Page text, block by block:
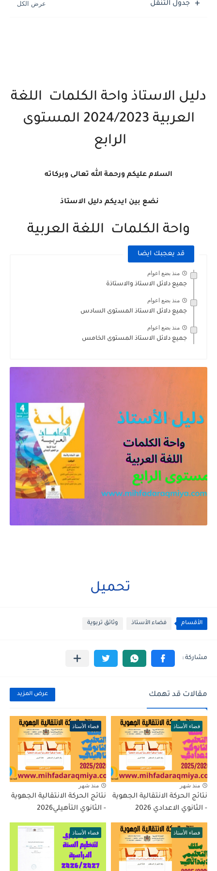
جدول التنقل
دليل الاستاذ واحة الكلمات اللغة
العربية 2024/2023 المستوى
الرابع
السلام عليكم ورحمة الله تعالى وبركاته
نضع بين ايديكم دليل الاستاذ
واحة الكلمات اللغة العربية
قد يعجبك ايضا
منذ بضع اعوام
جميع دلائل الاستاذ والاستاذة
منذ بضع اعوام
جميع دلائل الاستاذ المستوى السادس
منذ بضع اعوام
جميع دلائل الاستاذ المستوى الخامس
تحميل
الأقسام فضاء الأستاذ وثائق تربوية
مقالات قد تهمك عرض المزيد
فضاء الأستاذ
منذ شهر
نتائج الحركة الانتقالية الجهوية
- الثانوي الاعدادي 2026
فضاء الأستاذ
منذ شهر
نتائج الحركة الانتقالية الجهوية
- الثانوي التأهيلي2026
فضاء الأستاذ فضاء الأستاذ